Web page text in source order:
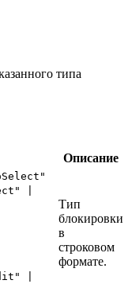
типа
Описание
|
|
Тип
блокировки
в
строковом
формате.